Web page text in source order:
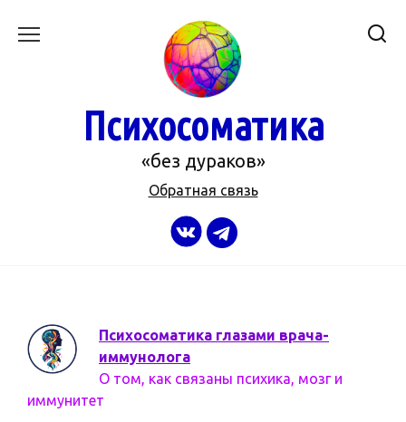
Психосоматика
«без дураков»
Обратная связь
Психосоматика глазами врача-
иммунолога
О том, как связаны психика, мозг и
иммунитет